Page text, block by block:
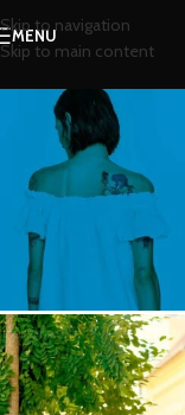
Skip to navigation
Skip to main content
MENU
หอมจนคนร
กา